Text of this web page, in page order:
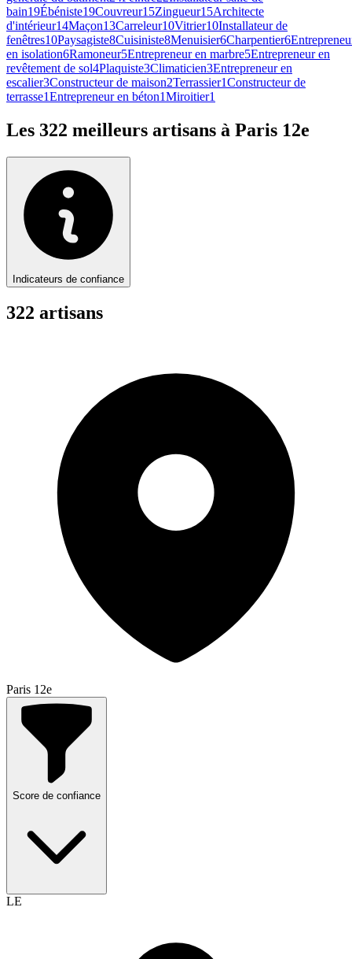
bain19Ébéniste19Couvreur15Zingueur15Architecte
d'intérieur14Maçon13Carreleur10Vitrier10Installateur de
fenêtres10Paysagiste8Cuisiniste8Menuisier6Charpentier6
en isolation6Ramoneur5Entrepreneur en marbre5Entrepreneur en
revêtement de sol4Plaquiste3Climaticien3Entrepreneur en
escalier3Constructeur de maison2Terrassier1Constructeur de
terrasse1Entrepreneur en béton1Miroitier1
Les 322 meilleurs artisans à Paris 12e
Indicateurs de confiance
322 artisans
Paris 12e
Score de confiance
LE